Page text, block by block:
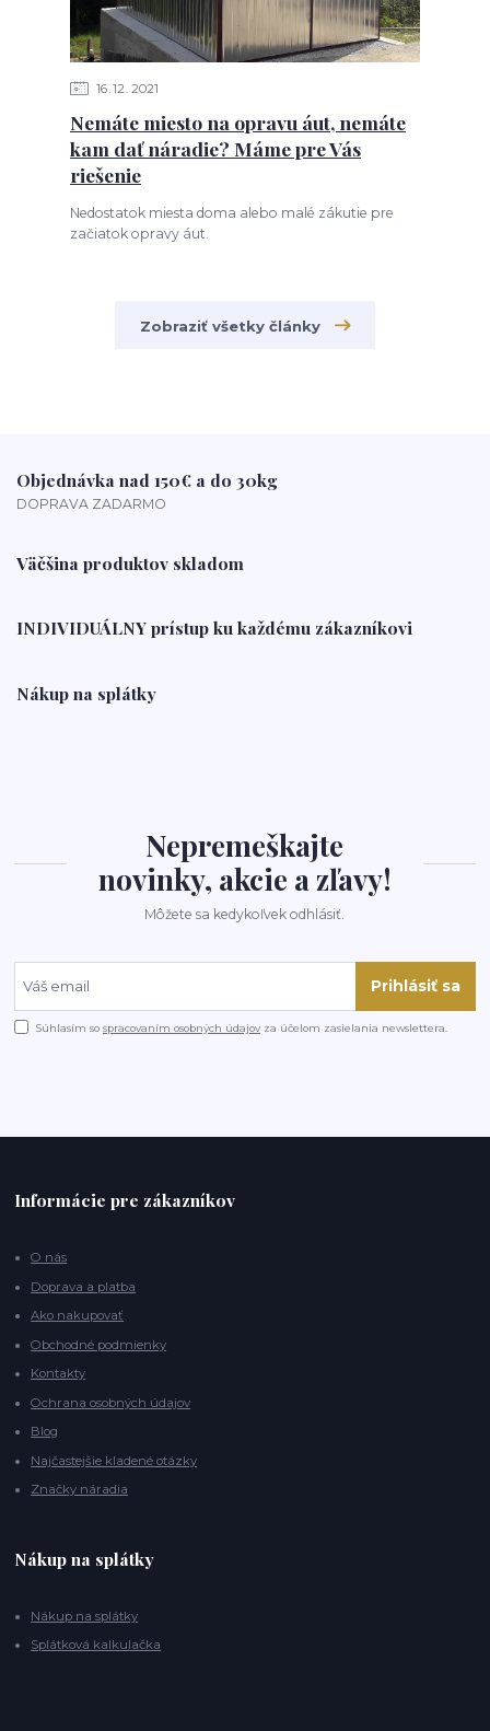
16 12 2021
Nemáte miesto na opravu áut, nemáte
kam dať náradie? Máme pre Vás
riešenie
Nedostatok miesta doma alebo malé zákutie pre
začiatok opravy áut.
Zobraziť všetky články
Objednávka nad 150€ a do 30kg
DOPRAVA ZADARMO
Väčšina produktov skladom
INDIVIDUÁLNY prístup ku každému zákazníkovi
Nákup na splátky
Nepremeškajte
novinky, akcie a zľavy!
Môžete sa kedykoľvek odhlásiť.
Prihlásiť sa
Súhlasím sospracovaním osobných údajov za účelom zasielania newslettera.
Informácie pre zákazníkov
O nás
Doprava a platba
Ako nakupovať
Obchodné podmienky
Kontakty
Ochrana osobných údajov
Blog
Najčastejšie kladené otázky
Značky náradia
Nákup na splátky
Nákup na splátky
Splátková kalkulačka